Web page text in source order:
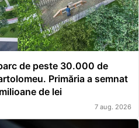
de peste 30.000 de
Primăria a semnat
de lei
7 aug. 2026